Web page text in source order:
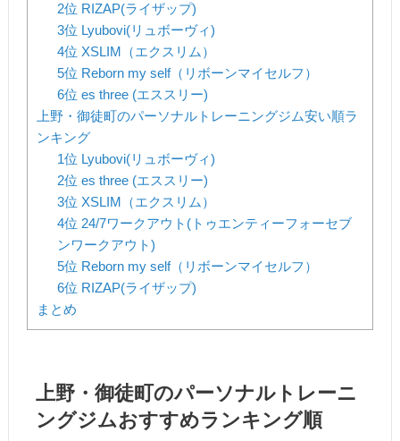
2位 RIZAP(ライザップ)
3位 Lyubovi(リュボーヴィ)
4位 XSLIM（エクスリム）
5位 Reborn my self（リボーンマイセルフ）
6位 es three (エススリー)
上野・御徒町のパーソナルトレーニングジム安い順ラ
ンキング
1位 Lyubovi(リュボーヴィ)
2位 es three (エススリー)
3位 XSLIM（エクスリム）
4位 24/7ワークアウト(トゥエンティーフォーセブ
ンワークアウト)
5位 Reborn my self（リボーンマイセルフ）
6位 RIZAP(ライザップ)
まとめ
上野・御徒町のパーソナルトレーニ
ングジムおすすめランキング順